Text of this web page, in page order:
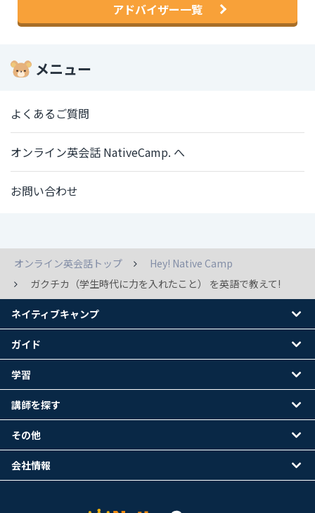
アドバイザー一覧
メニュー
よくあるご質問
オンライン英会話 NativeCamp. へ
お問い合わせ
オンライン英会話トップ
Hey! Native Camp
ガクチカ（学生時代に力を入れたこと） を英語で教えて!
ネイティブキャンプ
ガイド
学習
講師を探す
その他
会社情報